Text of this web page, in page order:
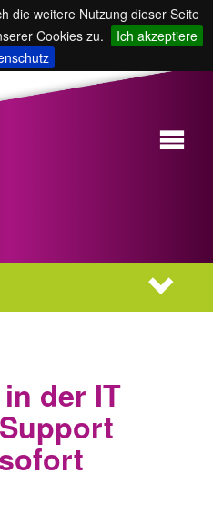
die weitere Nutzung dieser Seite
Cookies zu.
Ich akzeptiere
der IT